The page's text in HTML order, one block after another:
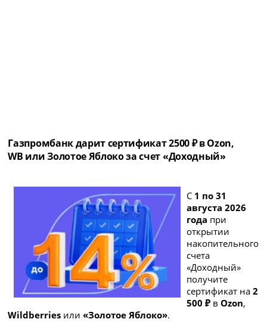
Газпромбанк дарит сертификат 2500 ₽ в Ozon,
WB или Золотое Яблоко за счет «Доходный»
С 1 по 31
августа 2026
года при
открытии
накопительного
счета
«Доходный»
получите
сертификат на2
500 ₽ вOzon,
Wildberries или«Золотое Яблоко».